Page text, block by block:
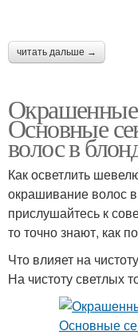
читать дальше →
Основные
волос в
Как осветлить
окрашивание волос
прислушайтесь к
то точно знают, как
Что влияет на
На чистоту светлых